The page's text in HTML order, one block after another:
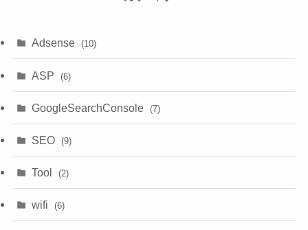
Adsense (10)
ASP (6)
GoogleSearchConsole (7)
SEO (9)
Tool (2)
wifi (6)